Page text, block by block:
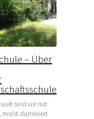
– Über
sind wir mit
meist dominiert